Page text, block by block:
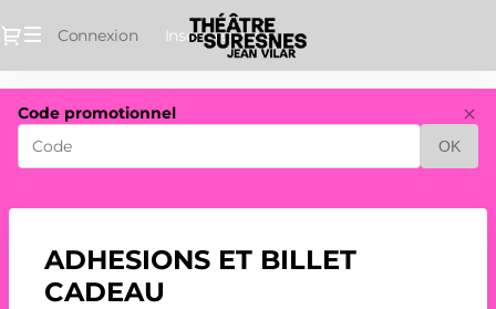
Dialogue
Connexion Inscrivez-vous
Code promotionnel
OK
de
Suresnes
Jean
Ventes
billets
ADHESIONS ET BILLET
CADEAU